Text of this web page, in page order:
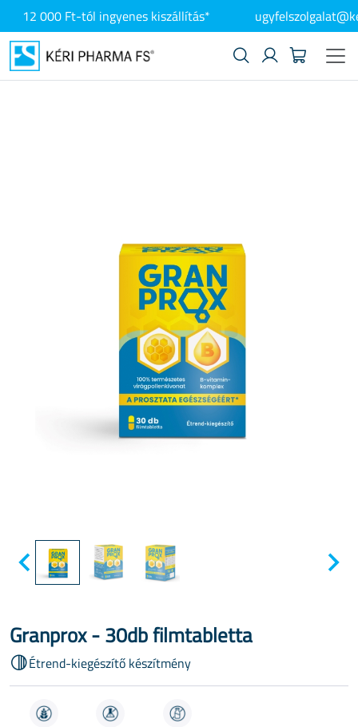
12 000 Ft-tól ingyenes kiszállítás*
Granprox - 30db filmtabletta
Étrend-kiegészítő készítmény